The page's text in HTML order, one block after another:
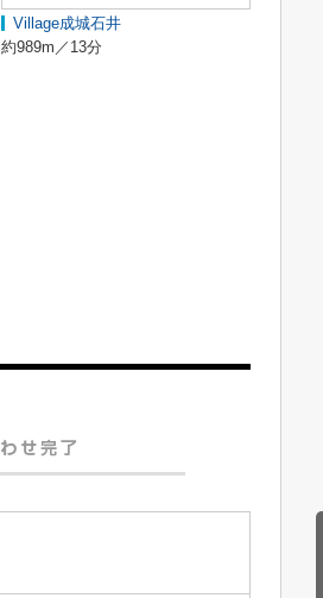
Village成城石井
約989m／13分